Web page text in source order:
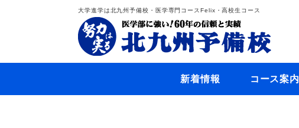
大学進学は北九州予備校・医学専門コースFelix・高校生コース
新着情報 コース案内